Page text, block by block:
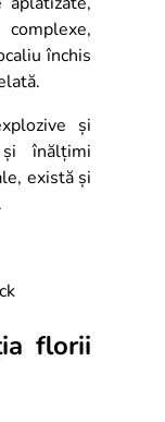
închis
și
înălțimi
există și
florii